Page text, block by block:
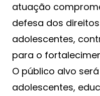
atuação
defesa dos
adolescentes,
para o
O público alvo
adolescentes,